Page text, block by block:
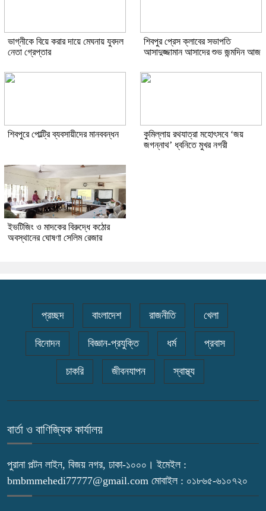
ভাগ্নীকে বিয়ে করার দায়ে মেঘনায় যুবদল
নেতা গ্রেপ্তার
শিবপুর প্রেস ক্লাবের সভাপতি
আসাদুজ্জামান আসাদের শুভ জন্মদিন আজ
শিবপুরে পোল্ট্রি ব্যবসায়ীদের মানববন্ধন
কুমিল্লায় রথযাত্রা মহোৎসবে ‘জয়
জগন্নাথ’ ধ্বনিতে মুখর নগরী
ইভটিজিং ও মাদকের বিরুদ্ধে কঠোর
অবস্থানের ঘোষণা সেলিম রেজার
প্রচ্ছদ বাংলাদেশ রাজনীতি খেলা
বিনোদন বিজ্ঞান-প্রযুক্তি ধর্ম প্রবাস
চাকরি জীবনযাপন স্বাস্থ্য
বার্তা ও বাণিজ্যিক কার্যালয়
পুরানা পল্টন লাইন, বিজয় নগর, ঢাকা-১০০০। ইমেইল :
bmbmmehedi77777@gmail.com মোবাইল : ০১৮৬৫-৬১০৭২০